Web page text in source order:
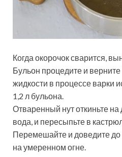
Когда окорочок сварится,
Бульон процедите и
жидкости в процессе варки
1,2 л бульона.
Отваренный нут откиньте на
вода, и пересыпьте в
Перемешайте и доведите до
на умеренном огне.